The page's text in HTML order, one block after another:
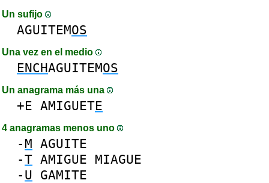
Un sufijo
AGUITEMOS
Una vez en el medio
ENCHAGUITEMOS
Un anagrama más una
+E AMIGUETE
4 anagramas menos uno
-M AGUITE
-T AMIGUE MIAGUE
- U GAMITE